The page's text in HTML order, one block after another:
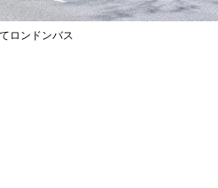
ロンドンバス